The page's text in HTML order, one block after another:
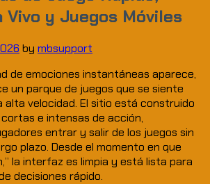
Vivo y Juegos Móviles
by mbsupport
de emociones instantáneas aparece,
un parque de juegos que se siente
alta velocidad. El sitio está construido
e intensas de acción,
entrar y salir de los juegos sin
plazo. Desde el momento en que
la interfaz es limpia y está lista para
decisiones rápido.